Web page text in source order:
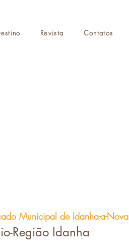
Revista Contatos
Municipal de Idanha-a-Nova
Região Idanha